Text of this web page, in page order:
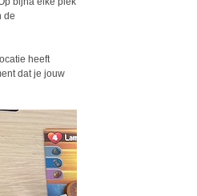
de
heeft
dat je jouw